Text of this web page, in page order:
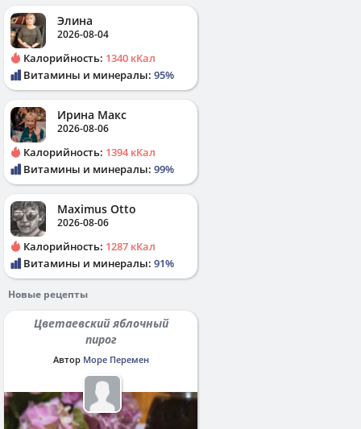
Элина
2026-08-04
Калорийность: 1340 кКал
Витамины и минералы: 95%
Ирина Макс
2026-08-06
Калорийность: 1394 кКал
Витамины и минералы: 99%
Maximus Otto
2026-08-06
Калорийность: 1287 кКал
Витамины и минералы: 91%
Новые рецепты
Цветаевский яблочный
пирог
Автор Море Перемен